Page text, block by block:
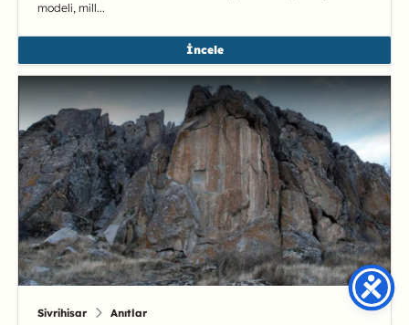
modeli, mill...
İncele
Sivrihisar Anıtlar